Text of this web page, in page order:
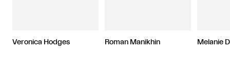
Veronica Hodges Roman Manikhin Melanie